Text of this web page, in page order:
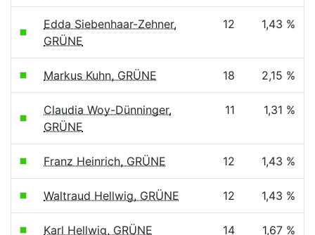
Edda Siebenhaar-Zehner,
GRÜNE
12 1,43 %
Markus Kuhn, GRÜNE 18 2,15 %
Claudia Woy-Dünninger,
GRÜNE
11 1,31 %
Franz Heinrich, GRÜNE 12 1,43 %
Waltraud Hellwig, GRÜNE 12 1,43 %
Karl Hellwig, GRÜNE 14 1,67 %